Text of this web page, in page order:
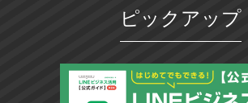
ピックアップ